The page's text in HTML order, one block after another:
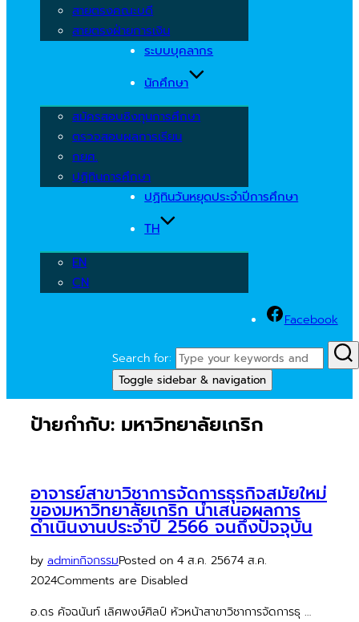
สายตรงคณะบดี
สายตรงฝ่ายการเงิน
ระบบบุคลากร
นักศึกษา
สมัครสอบชิงทุนการศึกษา
ตรวจสอบผลการเรียน
กยศ.
ปฏิทินการศึกษา
ปฏิทินวันหยุดประจำปีการศึกษา
TH
EN
CN
Facebook
Search for:
Toggle sidebar & navigation
ป้ายกำกับ: มหาวิทยาลัยเกริก
อาจารย์สาขาวิชาการจัดการธุรกิจสมัยใหม่
ของมหาวิทยาลัยเกริก นำเสนอผลการ
ดำเนินงานประจำปี 2566 จนถึงปัจจุบัน
by adminกิจกรรมPosted on 4 ส.ค. 25674 ส.ค.
2024Comments are Disabled
อ.ดร คัจฉนันท์ เลิศพงษ์ศิลป์ หัวหน้าสาขาวิชาการจัดการธุ …